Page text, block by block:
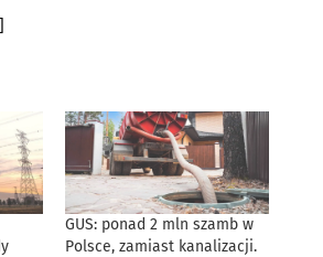
GUS: ponad 2 mln szamb w
Polsce, zamiast kanalizacji.